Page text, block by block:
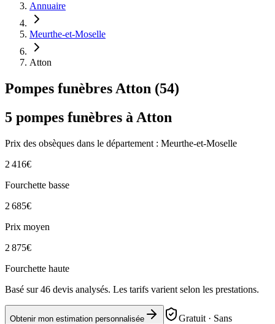
Annuaire
Meurthe-et-Moselle
Atton
Pompes funèbres Atton (54)
5 pompes funèbres à Atton
Prix des obsèques dans le département : Meurthe-et-Moselle
2 416€
Fourchette basse
2 685€
Prix moyen
2 875€
Fourchette haute
Basé sur46 devis analysés. Les tarifs varient selon les prestations.
Obtenir mon estimation personnalisée
Gratuit · Sans